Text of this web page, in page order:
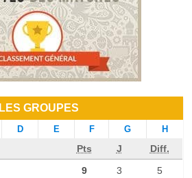
LES GROUPES
D E F G H
Pts J
Diff.
9 3
5